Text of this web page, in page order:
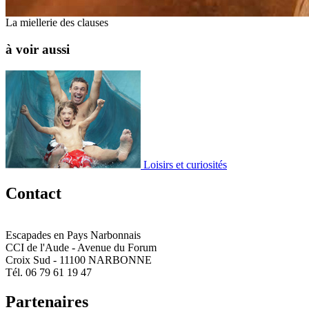
La miellerie des clauses
à voir aussi
Loisirs et curiosités
Contact
Escapades en Pays Narbonnais
CCI de l'Aude - Avenue du Forum
Croix Sud - 11100 NARBONNE
Tél. 06 79 61 19 47
Partenaires